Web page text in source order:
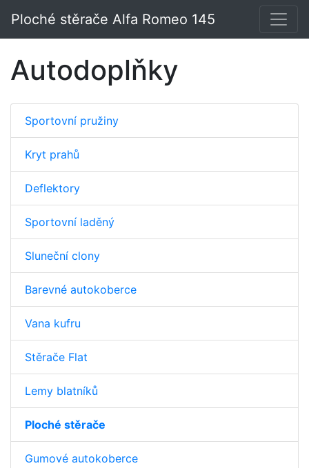
Ploché stěrače Alfa Romeo 145
Autodoplňky
Sportovní pružiny
Kryt prahů
Deflektory
Sportovní laděný
Sluneční clony
Barevné autokoberce
Vana kufru
Stěrače Flat
Lemy blatníků
Ploché stěrače
Gumové autokoberce